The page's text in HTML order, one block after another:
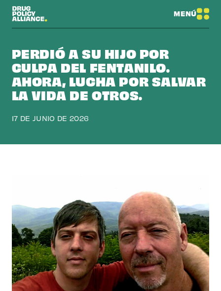
MENÚ
PERDIÓ A SU HIJO POR
CULPA DEL FENTANILO.
AHORA, LUCHA POR SALVAR
LA VIDA DE OTROS.
17 DE JUNIO DE 2026